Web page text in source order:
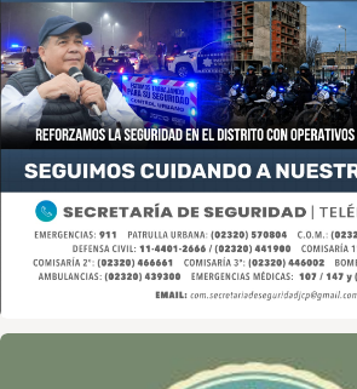
Asociación de Medios Vecinales